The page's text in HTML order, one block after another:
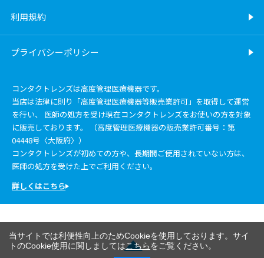
利用規約
プライバシーポリシー
コンタクトレンズは高度管理医療機器です。
当店は法律に則り「高度管理医療機器等販売業許可」を取得して運営
を行い、 医師の処方を受け現在コンタクトレンズをお使いの方を対象
に販売しております。 （高度管理医療機器の販売業許可番号：第
04448号〈大阪府〉）
コンタクトレンズが初めての方や、長期間ご使用されていない方は、
医師の処方を受けた上でご利用ください。
詳しくはこちら
当サイトでは利便性向上のためCookieを使用しております。サイ
トのCookie使用に関しましてはこちらをご覧ください。